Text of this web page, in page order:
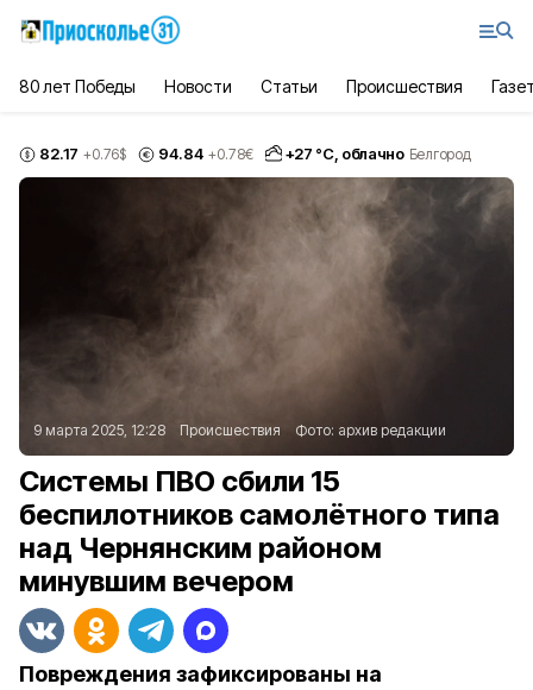
80 лет Победы Новости Статьи Происшествия
82.17 +0.76$ 94.84 +0.78€ +27 °С, облачно Белгород
9 марта 2025, 12:28 Происшествия Фото: архив редакции
Системы ПВО сбили 15
беспилотников самолётного типа
над Чернянским районом
минувшим вечером
Повреждения зафиксированы на